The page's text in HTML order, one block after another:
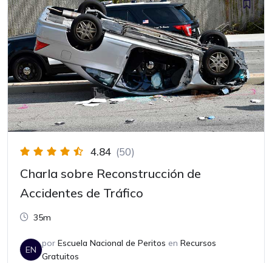
4.84 (50)
Charla sobre Reconstrucción de
Accidentes de Tráfico
35m
EN
por Escuela Nacional de Peritos en Recursos
Gratuitos